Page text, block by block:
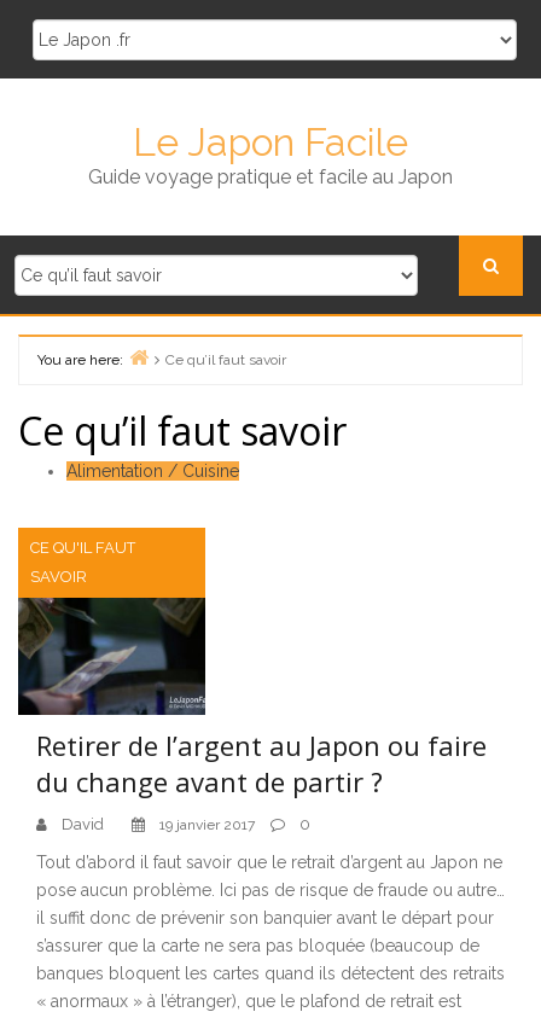
Le Japon Facile
Guide voyage pratique et facile au Japon
You are here:
Ce qu’il faut savoir
Ce qu’il faut savoir
Alimentation / Cuisine
CE QU'IL FAUT
SAVOIR
Retirer de l’argent au Japon ou faire
du change avant de partir ?
David 19 janvier 2017 0
Tout d’abord il faut savoir que le retrait d’argent au Japon ne
pose aucun problème. Ici pas de risque de fraude ou autre…
il suffit donc de prévenir son banquier avant le départ pour
s’assurer que la carte ne sera pas bloquée (beaucoup de
banques bloquent les cartes quand ils détectent des retraits
« anormaux » à l’étranger), que le plafond de retrait est